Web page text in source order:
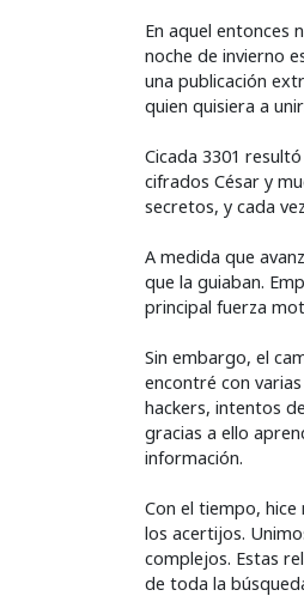
En aquel entonces
noche de invierno
una publicación
quien quisiera a
Cicada 3301
cifrados César y
secretos, y cada
A medida que
que la guiaban.
principal fuerza
Sin embargo, el
encontré con
hackers, intentos
gracias a ello
información.
Con el tiempo,
los acertijos.
complejos. Estas
de toda la